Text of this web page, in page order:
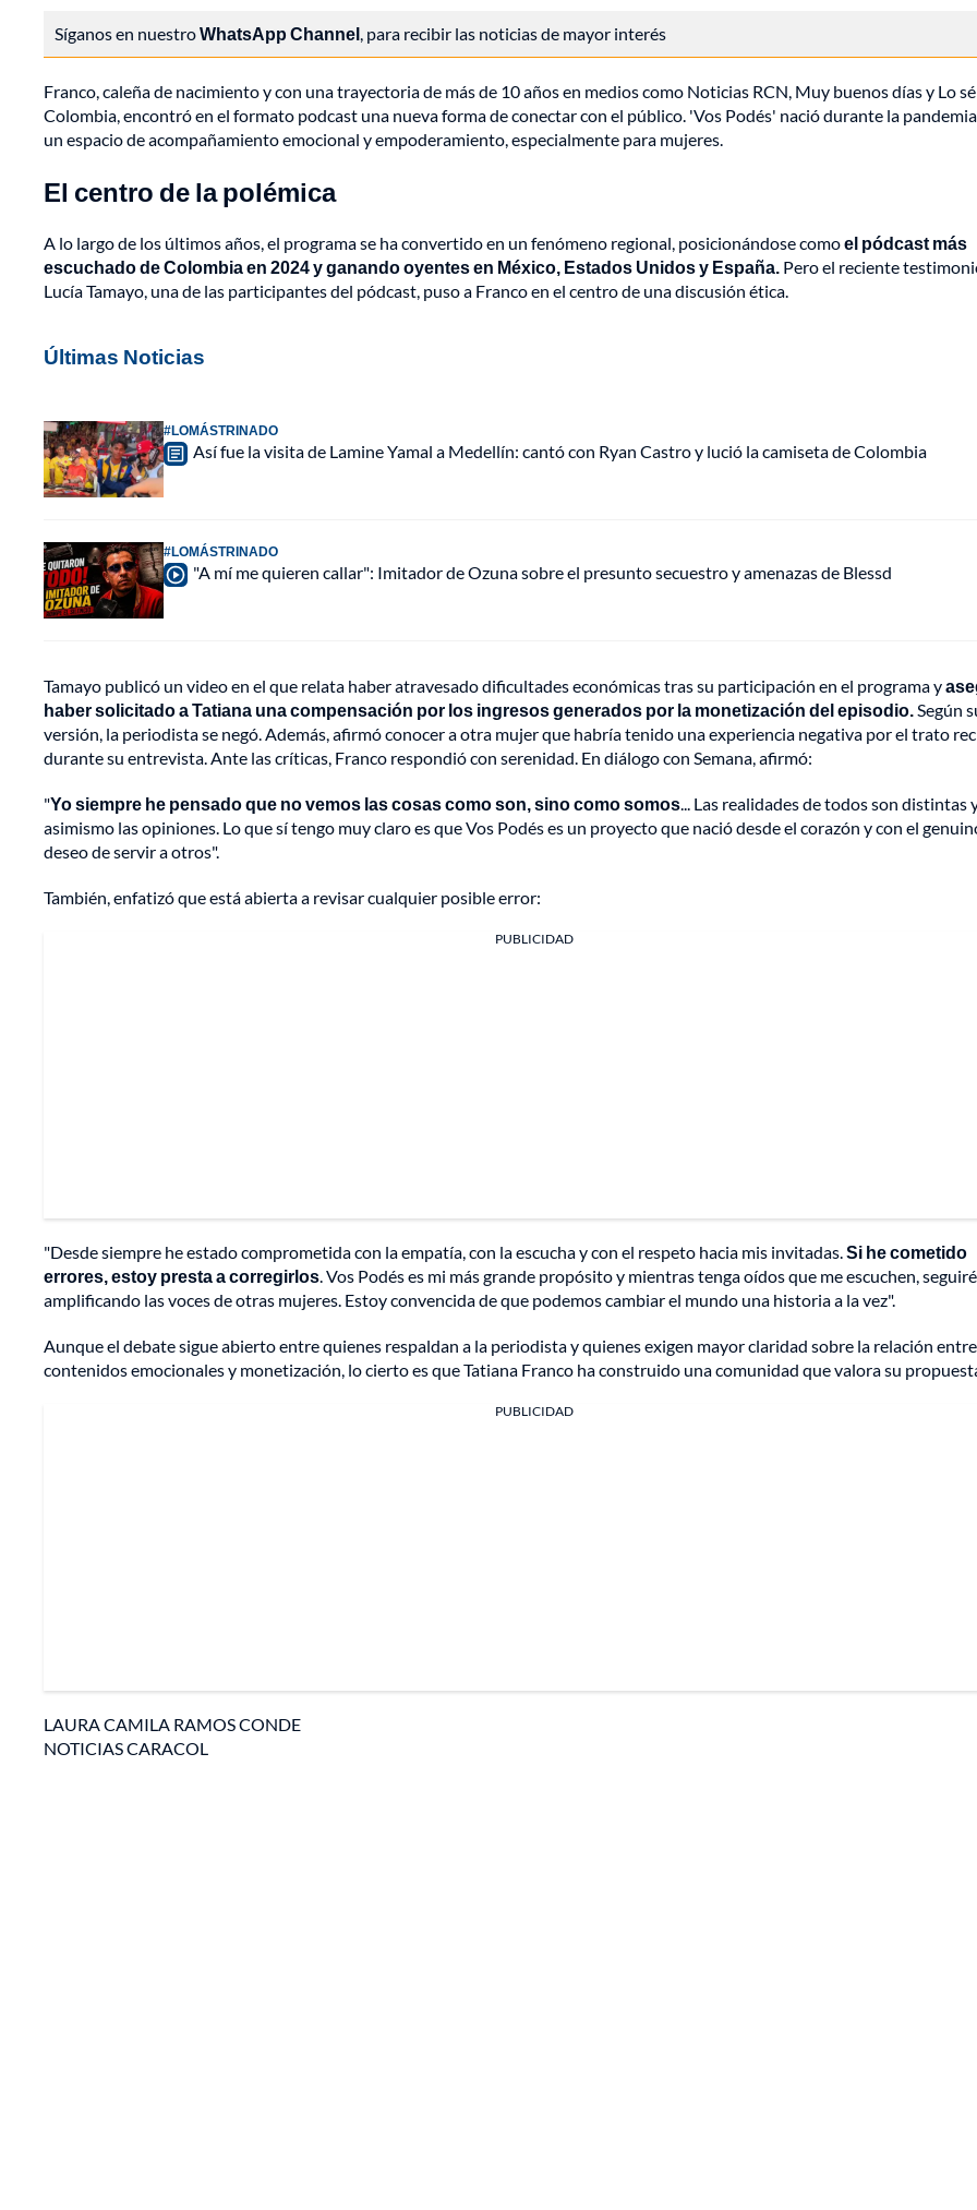
Síganos en nuestroWhatsApp Channel, para recibir las noticias de mayor interés
Franco, caleña de nacimiento y con una trayectoria de más de 10 años en medios como Noticias RCN, Muy buenos días y Lo
Colombia, encontró en el formato podcast una nueva forma de conectar con el público. 'Vos Podés' nació durante la
un espacio de acompañamiento emocional y empoderamiento, especialmente para mujeres.
El centro de la polémica
A lo largo de los últimos años, el programa se ha convertido en un fenómeno regional, posicionándose comoel pódcast más
escuchado de Colombia en 2024 y ganando oyentes en México, Estados Unidos y España. Pero el reciente
Lucía Tamayo, una de las participantes del pódcast, puso a Franco en el centro de una discusión ética.
Últimas Noticias
#LOMÁSTRINADO
Así fue la visita de Lamine Yamal a Medellín: cantó con Ryan Castro y lució la camiseta de Colombia
#LOMÁSTRINADO
"A mí me quieren callar": Imitador de Ozuna sobre el presunto secuestro y amenazas de Blessd
Tamayo publicó un video en el que relata haber atravesado dificultades económicas tras su participación en el programa y
haber solicitado a Tatiana una compensación por los ingresos generados por la monetización del episodio.Según
versión, la periodista se negó. Además, afirmó conocer a otra mujer que habría tenido una experiencia negativa por el trato
durante su entrevista. Ante las críticas, Franco respondió con serenidad. En diálogo con Semana, afirmó:
"Yo siempre he pensado que no vemos las cosas como son, sino como somos... Las realidades de todos son distintas
asimismo las opiniones. Lo que sí tengo muy claro es que Vos Podés es un proyecto que nació desde el corazón y con el
deseo de servir a otros".
También, enfatizó que está abierta a revisar cualquier posible error:
PUBLICIDAD
"Desde siempre he estado comprometida con la empatía, con la escucha y con el respeto hacia mis invitadas.Si he cometido
errores, estoy presta a corregirlos. Vos Podés es mi más grande propósito y mientras tenga oídos que me escuchen, seguiré
amplificando las voces de otras mujeres. Estoy convencida de que podemos cambiar el mundo una historia a la vez".
Aunque el debate sigue abierto entre quienes respaldan a la periodista y quienes exigen mayor claridad sobre la relación entre
contenidos emocionales y monetización, lo cierto es que Tatiana Franco ha construido una comunidad que valora su
PUBLICIDAD
LAURA CAMILA RAMOS CONDE
NOTICIAS CARACOL